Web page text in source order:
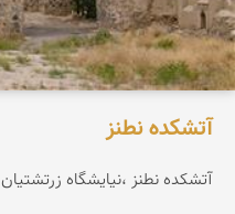
آتشکده نطنز
آتشکده نطنز ،نیایشگاه زرتشتيان